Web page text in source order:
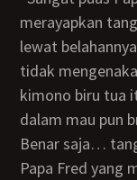
merayapkan
lewat
tidak
kimono biru tua
dalam mau pun
Benar saja… tanganku langsung menyentuh penis
Papa Fred yang